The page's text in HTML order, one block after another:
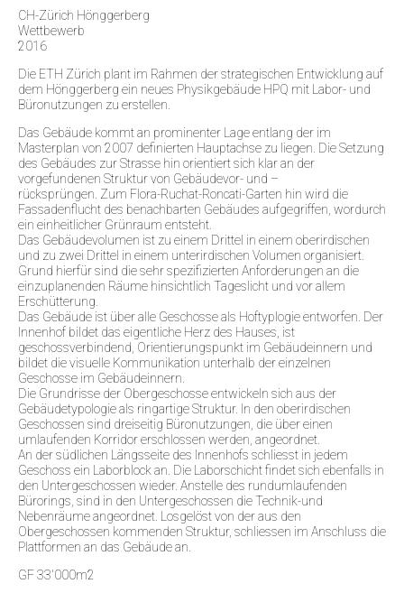
CH-Zürich Hönggerberg
Wettbewerb
2016
Die ETH Zürich plant im Rahmen der strategischen Entwicklung auf
dem Hönggerberg ein neues Physikgebäude HPQ mit Labor- und
Büronutzungen zu erstellen.
Das Gebäude kommt an prominenter Lage entlang der im
Masterplan von 2007 definierten Hauptachse zu liegen. Die Setzung
des Gebäudes zur Strasse hin orientiert sich klar an der
vorgefundenen Struktur von Gebäudevor- und –
rücksprüngen. Zum Flora-Ruchat-Roncati-Garten hin wird die
Fassadenflucht des benachbarten Gebäudes aufgegriffen, wordurch
ein einheitlicher Grünraum entsteht.
Das Gebäudevolumen ist zu einem Drittel in einem oberirdischen
und zu zwei Drittel in einem unterirdischen Volumen organisiert.
Grund hierfür sind die sehr spezifizierten Anforderungen an die
einzuplanenden Räume hinsichtlich Tageslicht und vor allem
Erschütterung.
Das Gebäude ist über alle Geschosse als Hoftyplogie entworfen. Der
Innenhof bildet das eigentliche Herz des Hauses, ist
geschossverbindend, Orientierungspunkt im Gebäudeinnern und
bildet die visuelle Kommunikation unterhalb der einzelnen
Geschosse im Gebäudeinnern.
Die Grundrisse der Obergeschosse entwickeln sich aus der
Gebäudetypologie als ringartige Struktur. In den oberirdischen
Geschossen sind dreiseitig Büronutzungen, die über einen
umlaufenden Korridor erschlossen werden, angeordnet.
An der südlichen Längsseite des Innenhofs schliesst in jedem
Geschoss ein Laborblock an. Die Laborschicht findet sich ebenfalls in
den Untergeschossen wieder. Anstelle des rundumlaufenden
Bürorings, sind in den Untergeschossen die Technik-und
Nebenräume angeordnet. Losgelöst von der aus den
Obergeschossen kommenden Struktur, schliessen im Anschluss die
Plattformen an das Gebäude an.
GF 33'000m2